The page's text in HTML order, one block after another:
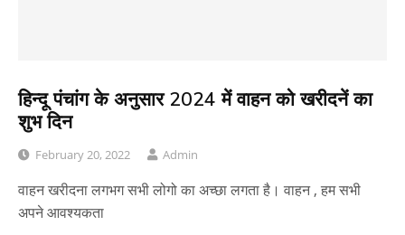
हिन्दू पंचांग के अनुसार 2024 में वाहन को खरीदनें का
शुभ दिन
February 20, 2022 Admin
वाहन खरीदना लगभग सभी लोगो का अच्छा लगता है। वाहन , हम सभी
अपने आवश्यकता